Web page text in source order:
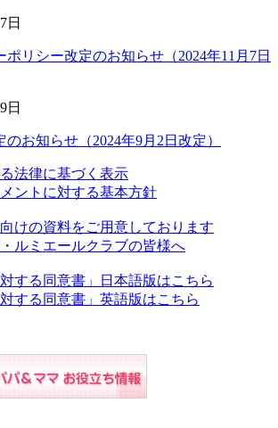
日
ポリシー改定のお知らせ（2024年11月7日
日
お知らせ（2024年9月2日改定）
法律に基づく表示
ントに対する基本方針
けの資料をご用意しております
ルミエールクラブの皆様へ
する同意書」日本語版はこちら
する同意書」英語版はこちら